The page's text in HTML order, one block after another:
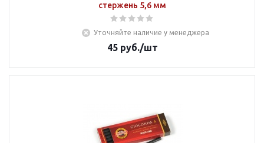
стержень 5,6 мм
Уточняйте наличие у менеджера
45руб./шт